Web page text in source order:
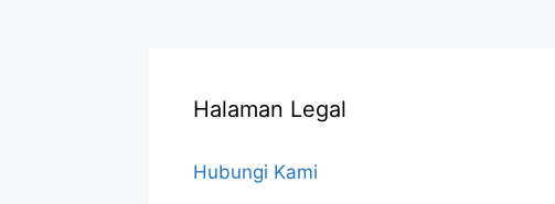
Halaman Legal
Hubungi Kami